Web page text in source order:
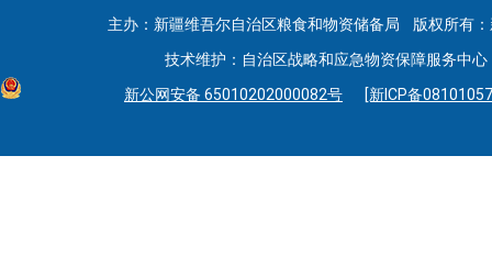
主办：新疆维吾尔自治区粮食和物资储备局 版权所有
技术维护：自治区战略和应急物资保障服务中
新公网安备 65010202000082号
[新ICP备